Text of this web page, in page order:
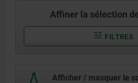
Affiner la sélection
FILTRES
Afficher / masquer le